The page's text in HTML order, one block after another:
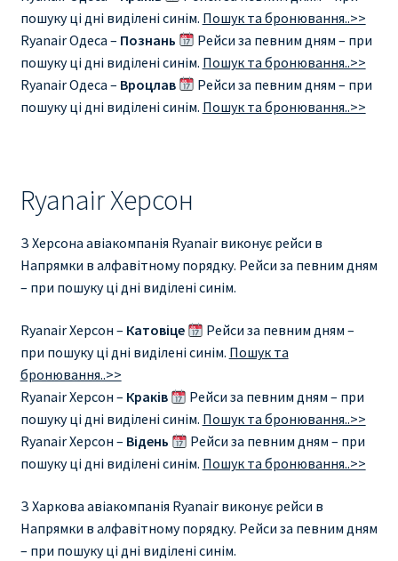
пошуку ці дні виділені синім. Пошук та бронювання..>>
Ryanair Одеса – Познань
Рейси за певним дням – при
пошуку ці дні виділені синім. Пошук та бронювання..>>
Ryanair Одеса – Вроцлав
Рейси за певним дням – при
пошуку ці дні виділені синім. Пошук та бронювання..>>
Ryanair Херсон
З Херсона авіакомпанія Ryanair виконує рейси в
Напрямки в алфавітному порядку. Рейси за певним дням
– при пошуку ці дні виділені синім.
Ryanair Херсон – Катовіце
Рейси за певним дням –
при пошуку ці дні виділені синім. Пошук та
бронювання..>>
Ryanair Херсон – Краків
Рейси за певним дням – при
пошуку ці дні виділені синім. Пошук та бронювання..>>
Ryanair Херсон – Відень
Рейси за певним дням – при
пошуку ці дні виділені синім. Пошук та бронювання..>>
З Харкова авіакомпанія Ryanair виконує рейси в
Напрямки в алфавітному порядку. Рейси за певним дням
– при пошуку ці дні виділені синім.